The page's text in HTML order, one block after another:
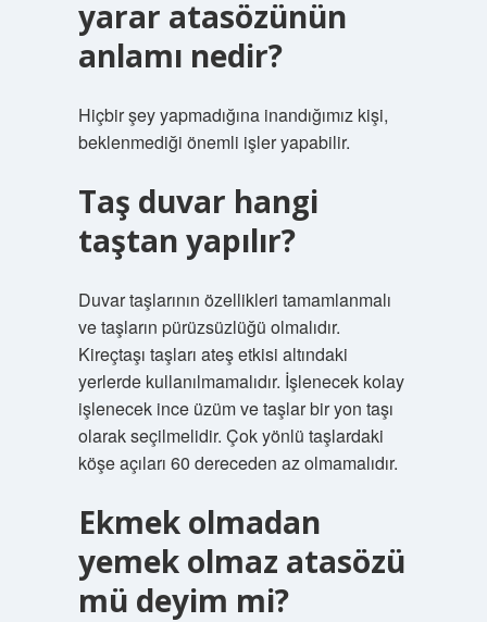
yarar atasözünün
anlamı nedir?
Hiçbir şey yapmadığına inandığımız kişi,
beklenmediği önemli işler yapabilir.
Taş duvar hangi
taştan yapılır?
Duvar taşlarının özellikleri tamamlanmalı
ve taşların pürüzsüzlüğü olmalıdır.
Kireçtaşı taşları ateş etkisi altındaki
yerlerde kullanılmamalıdır. İşlenecek kolay
işlenecek ince üzüm ve taşlar bir yon taşı
olarak seçilmelidir. Çok yönlü taşlardaki
köşe açıları 60 dereceden az olmamalıdır.
Ekmek olmadan
yemek olmaz atasözü
mü deyim mi?